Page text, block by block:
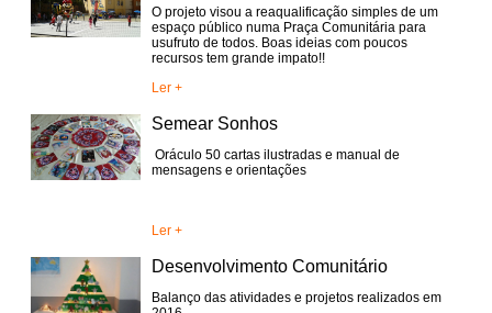
O projeto visou a reaqualificação simples de um
espaço público numa Praça Comunitária para
usufruto de todos. Boas ideias com poucos
recursos tem grande impato!!
Ler +
Semear Sonhos
Oráculo 50 cartas ilustradas e manual de
mensagens e orientações
Ler +
Desenvolvimento Comunitário
Balanço das atividades e projetos realizados em